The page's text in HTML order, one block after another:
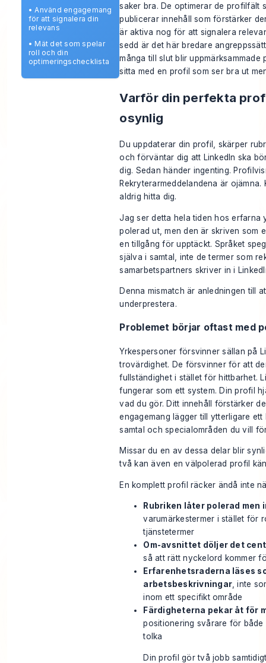
•Använd engagemang
för att signalera din
relevans
• Mät det som spelar
roll och din
optimeringschecklista
saker bra. De optimerar de profilfält
publicerar innehåll som förstärker
är aktiva nog för att signalera
sedd är det här bredare
många till slut blir uppmärksammade
sitta med en profil som ser bra ut
Varför din perfekta
osynlig
Du uppdaterar din profil, skärper
och förväntar dig att LinkedIn ska
dig. Sedan händer ingenting.
Rekryterarmeddelandena är
aldrig hitta dig.
Jag ser detta hela tiden hos erfarna
polerad ut, men den är skriven som
en tillgång för upptäckt. Språket
själva i samtal, inte de termer som
samarbetspartners skriver in i
Denna mismatch är anledningen till
underprestera.
Problemet börjar oftast med
Yrkespersoner försvinner sällan på
trovärdighet. De försvinner för att
fullständighet i stället för hittbarhet.
fungerar som ett system. Din profil
vad du gör. Ditt innehåll förstärker
engagemang lägger till ytterligare
samtal och specialområden du vill
Missar du en av dessa delar blir
två kan även en välpolerad profil
En komplett profil räcker ändå inte
Rubriken låter polerad men
varumärkestermer i stället för
tjänstetermer
Om-avsnittet döljer det
så att rätt nyckelord kommer
Erfarenhetsraderna läses
arbetsbeskrivningar, inte
inom ett specifikt område
Färdigheterna pekar åt för
positionering svårare för både
tolka
Din profil gör två jobb